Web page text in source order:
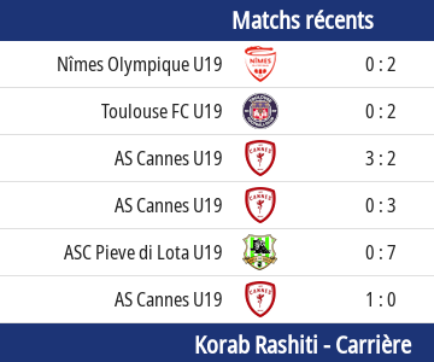
Matchs récents
Nîmes Olympique U19 0 : 2
Toulouse FC U19 0 : 2
AS Cannes U19 3 : 2
AS Cannes U19 0 : 3
ASC Pieve di Lota U19 0 : 7
AS Cannes U19 1 : 0
Korab Rashiti -Carrière